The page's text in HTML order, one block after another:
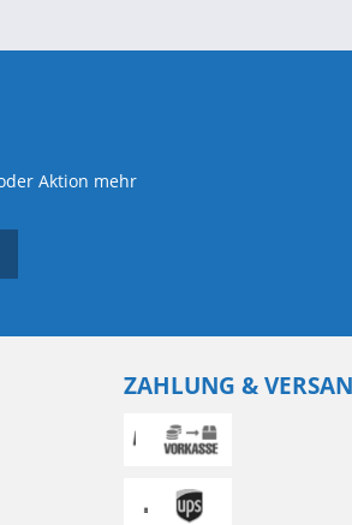
Aktion mehr
ZAHLUNG &